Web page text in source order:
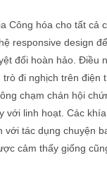
Công hóa cho tất cả
responsive design
đối hoàn hảo. Điều
đi nghịch trên điện
chạm chán hội
với linh hoạt. Các
tác dụng chuyện
cảm thấy giống